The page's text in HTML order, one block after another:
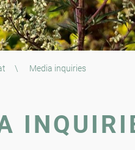
\ Media inquiries